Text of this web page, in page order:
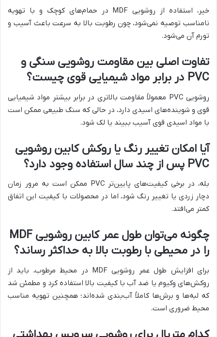
خیر، استفاده از روشویی MDF در حمام‌های کوچک و با تهویه
نامناسب توصیه نمی‌شود، چون رطوبت بالا به سرعت باعث آسیب و
تورم آن می‌شود.
تفاوت اصلی بین مقاومت روشویی سنگی و
PVC در برابر مواد شیمیایی قوی چیست؟
روشویی PVC معمولاً مقاومت بالاتری در برابر بیشتر مواد شیمیایی
قوی و شوینده‌های اسیدی دارد، در حالی که سنگ طبیعی ممکن است
با مواد اسیدی قوی آسیب ببیند یا لک شود.
آیا امکان تغییر رنگ یا روکش کابین روشویی
PVC پس از چند سال استفاده وجود دارد؟
بله، در برخی کیفیت‌های پایین‌تر PVC ممکن است به مرور زمان
دچار زردی یا تغییر رنگ شود، اما در محصولات با کیفیت این اتفاق
کمتر می‌افتد.
چگونه می‌توان طول عمر کابین روشویی MDF
را در محیطی با رطوبت بالا به حداکثر رساند؟
برای افزایش طول عمر روشویی MDF در محیط مرطوب، باید از
روکش‌های وکیوم یا ضد آب با کیفیت بالا استفاده کرد و مطمئن شد
که لبه‌ها و برش‌ها کاملاً آب‌بندی شده‌اند؛ همچنین تهویه مناسب
محیط ضروری است.